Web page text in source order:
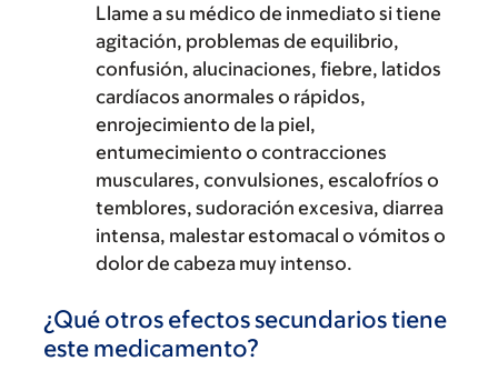
Llame a su médico de inmediato si tiene
agitación, problemas de equilibrio,
confusión, alucinaciones, fiebre, latidos
cardíacos anormales o rápidos,
enrojecimiento de la piel,
entumecimiento o contracciones
musculares, convulsiones, escalofríos o
temblores, sudoración excesiva, diarrea
intensa, malestar estomacal o vómitos o
dolor de cabeza muy intenso.
¿Qué otros efectos secundarios tiene
este medicamento?